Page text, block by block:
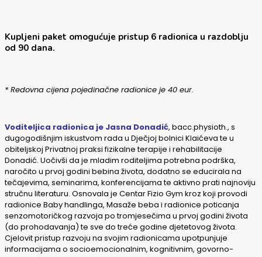
Kupljeni paket omogućuje pristup 6 radionica u razdoblju
od 90 dana.
* Redovna cijena pojedinačne radionice je 40 eur.
Voditeljica radionica je Jasna Donadić, bacc.physioth., s
dugogodišnjim iskustvom rada u Dječjoj bolnici Klaićeva te u
obiteljskoj Privatnoj praksi fizikalne terapije i rehabilitacije
Donadić. Uočivši da je mladim roditeljima potrebna podrška,
naročito u prvoj godini bebina života, dodatno se educirala na
tečajevima, seminarima, konferencijama te aktivno prati najnoviju
stručnu literaturu. Osnovala je Centar Fizio Gym kroz koji provodi
radionice Baby handlinga, Masaže beba i radionice poticanja
senzomotoričkog razvoja po tromjesečima u prvoj godini života
(do prohodavanja) te sve do treće godine djetetovog života.
Cjelovit pristup razvoju na svojim radionicama upotpunjuje
informacijama o socioemocionalnim, kognitivnim, govorno-